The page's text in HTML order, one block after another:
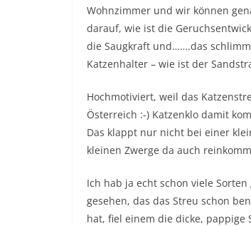
Wohnzimmer und wir können
darauf, wie ist die
die Saugkraft und…….das
Katzenhalter – wie ist der
Hochmotiviert, weil das
Österreich :-) Katzenklo damit
Das klappt nur nicht bei einer
kleinen Zwerge da auch
Ich hab ja echt schon viele
gesehen, das das Streu schon
hat, fiel einem die dicke,